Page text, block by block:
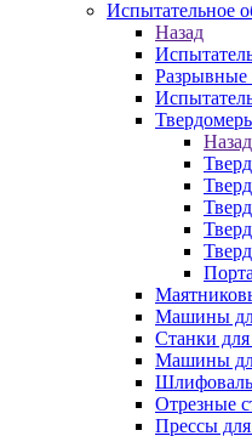
Испытательное
Назад
Назад
Машины
Станки для
Машины
Отрезные
Прессы для